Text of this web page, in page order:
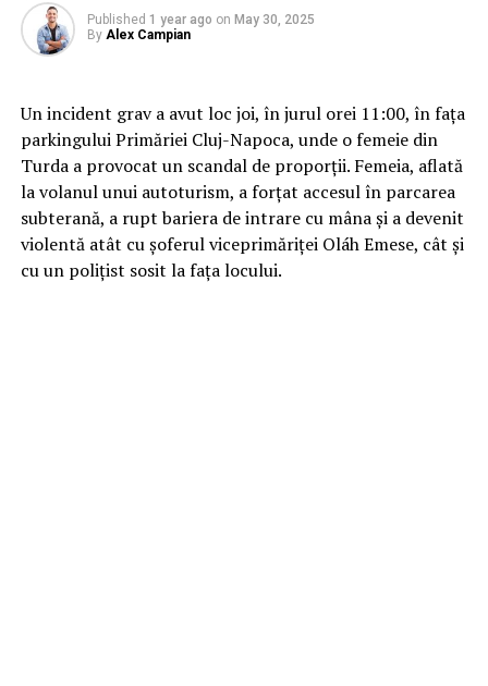
Published 1 year ago on May 30, 2025
By Alex Campian
Un incident grav a avut loc joi, în jurul orei 11:00, în fața
parkingului Primăriei Cluj-Napoca, unde o femeie din
Turda a provocat un scandal de proporții. Femeia, aflată
la volanul unui autoturism, a forțat accesul în parcarea
subterană, a rupt bariera de intrare cu mâna și a devenit
violentă atât cu șoferul viceprimăriței Oláh Emese, cât și
cu un polițist sosit la fața locului.